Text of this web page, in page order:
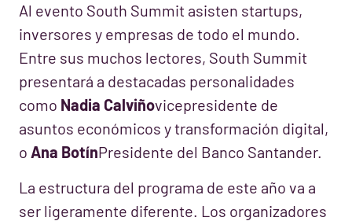
Al evento South Summit asisten startups,
inversores y empresas de todo el mundo.
Entre sus muchos lectores, South Summit
presentará a destacadas personalidades
como Nadia Calviñovicepresidente de
asuntos económicos y transformación digital,
o Ana BotínPresidente del Banco Santander.
La estructura del programa de este año va a
ser ligeramente diferente. Los organizadores